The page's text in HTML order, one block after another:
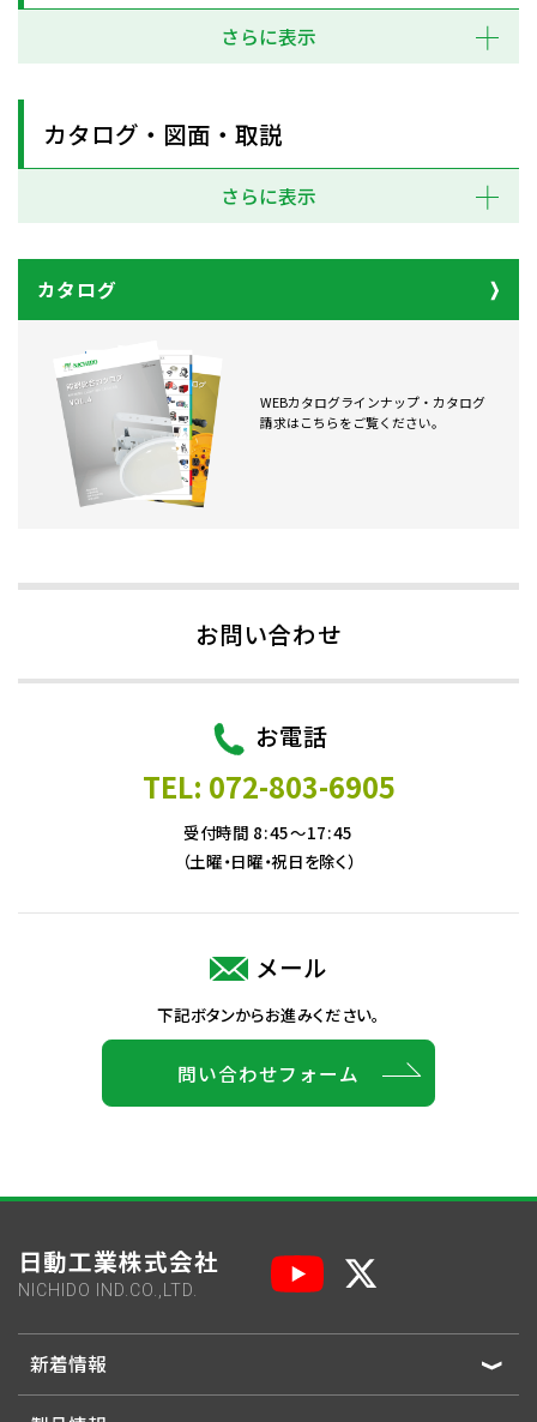
さらに表示
カタログ・図面・取説
さらに表示
カタログ
WEBカタログラインナップ・カタログ
請求はこちらをご覧ください。
お問い合わせ
お電話
TEL: 072-803-6905
受付時間 8:45～17:45
（土曜・日曜・祝日を除く）
メール
下記ボタンからお進みください。
問い合わせフォーム
日動工業株式会社
NICHIDO IND.CO.,LTD.
新着情報